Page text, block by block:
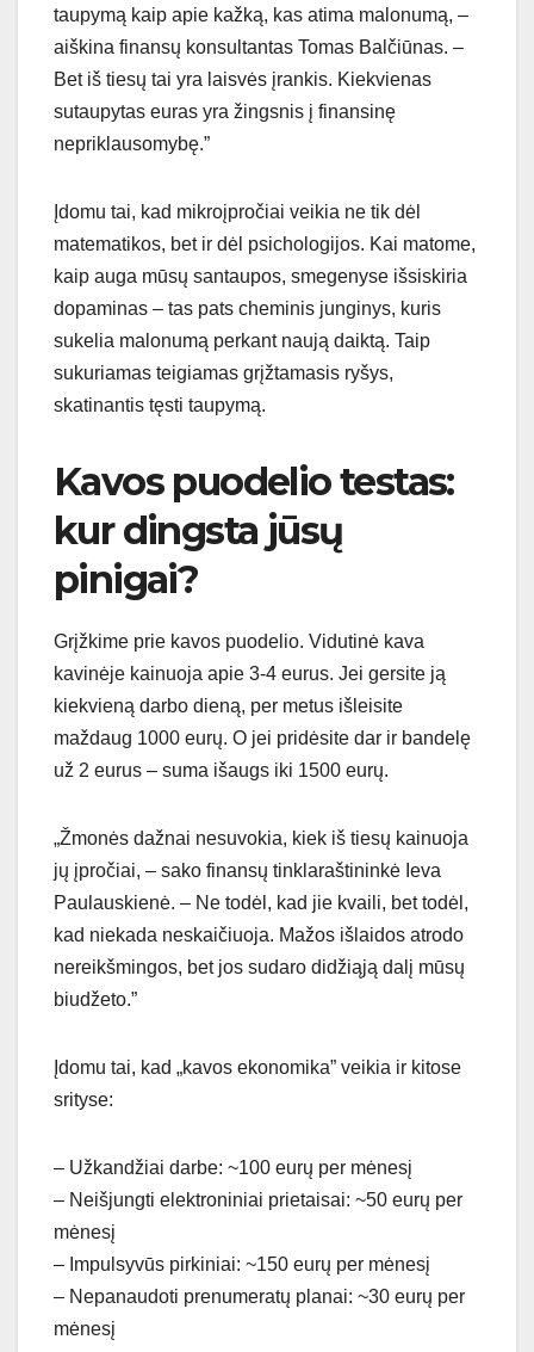
taupymą kaip apie kažką, kas atima malonumą, –
aiškina finansų konsultantas Tomas Balčiūnas. –
Bet iš tiesų tai yra laisvės įrankis. Kiekvienas
sutaupytas euras yra žingsnis į finansinę
nepriklausomybę.”
Įdomu tai, kad mikroįpročiai veikia ne tik dėl
matematikos, bet ir dėl psichologijos. Kai matome,
kaip auga mūsų santaupos, smegenyse išsiskiria
dopaminas – tas pats cheminis junginys, kuris
sukelia malonumą perkant naują daiktą. Taip
sukuriamas teigiamas grįžtamasis ryšys,
skatinantis tęsti taupymą.
Kavos puodelio testas:
kur dingsta jūsų
pinigai?
Grįžkime prie kavos puodelio. Vidutinė kava
kavinėje kainuoja apie 3-4 eurus. Jei gersite ją
kiekvieną darbo dieną, per metus išleisite
maždaug 1000 eurų. O jei pridėsite dar ir bandelę
už 2 eurus – suma išaugs iki 1500 eurų.
„Žmonės dažnai nesuvokia, kiek iš tiesų kainuoja
jų įpročiai, – sako finansų tinklaraštininkė Ieva
Paulauskienė. – Ne todėl, kad jie kvaili, bet todėl,
kad niekada neskaičiuoja. Mažos išlaidos atrodo
nereikšmingos, bet jos sudaro didžiąją dalį mūsų
biudžeto.”
Įdomu tai, kad „kavos ekonomika” veikia ir kitose
srityse:
– Užkandžiai darbe: ~100 eurų per mėnesį
– Neišjungti elektroniniai prietaisai: ~50 eurų per
mėnesį
– Impulsyvūs pirkiniai: ~150 eurų per mėnesį
– Nepanaudoti prenumeratų planai: ~30 eurų per
mėnesį